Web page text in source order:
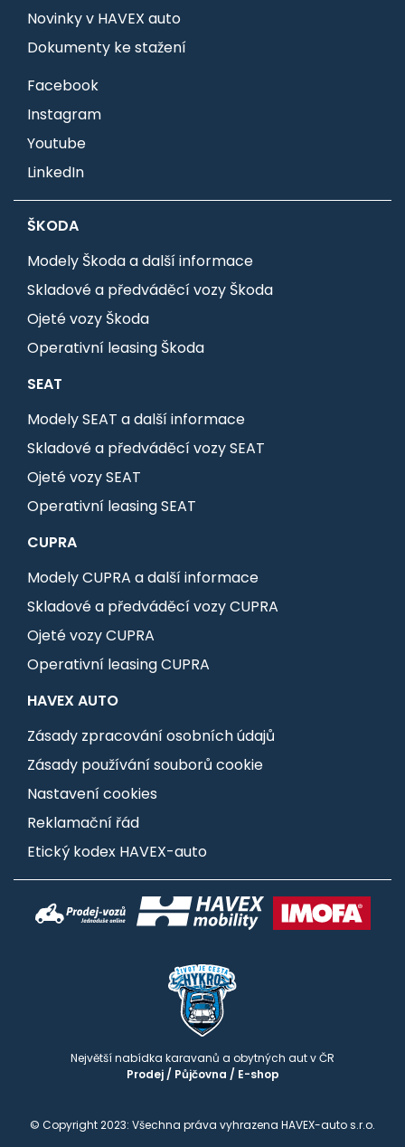
Novinky v HAVEX auto
Dokumenty ke stažení
Facebook
Instagram
Youtube
LinkedIn
ŠKODA
Modely Škoda a další informace
Skladové a předváděcí vozy Škoda
Ojeté vozy Škoda
Operativní leasing Škoda
SEAT
Modely SEAT a další informace
Skladové a předváděcí vozy SEAT
Ojeté vozy SEAT
Operativní leasing SEAT
CUPRA
Modely CUPRA a další informace
Skladové a předváděcí vozy CUPRA
Ojeté vozy CUPRA
Operativní leasing CUPRA
HAVEX AUTO
Zásady zpracování osobních údajů
Zásady používání souborů cookie
Nastavení cookies
Reklamační řád
Etický kodex HAVEX-auto
Největší nabídka karavanů a obytných aut v ČR
Prodej/ Půjčovna / E-shop
© Copyright 2023: Všechna práva vyhrazena HAVEX-auto s.r.o.